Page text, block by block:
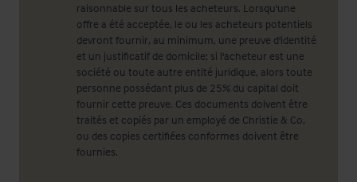
raisonnable sur tous les acheteurs. Lorsqu'une
offre a été acceptée, le ou les acheteurs potentiels
devront fournir, au minimum, une preuve d'identité
et un justificatif de domicile; si l'acheteur est une
société ou toute autre entité juridique, alors toute
personne possédant plus de 25% du capital doit
fournir cette preuve. Ces documents doivent être
traités et copiés par un employé de Christie & Co,
ou des copies certifiées conformes doivent être
fournies.